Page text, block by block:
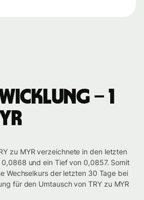
– 1
zu MYR verzeichnete in den letzten
und ein Tief von 0,0857. Somit
Wechselkurs der letzten 30 Tage bei
für den Umtausch von TRY zu MYR